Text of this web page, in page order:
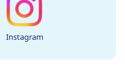
Instagram